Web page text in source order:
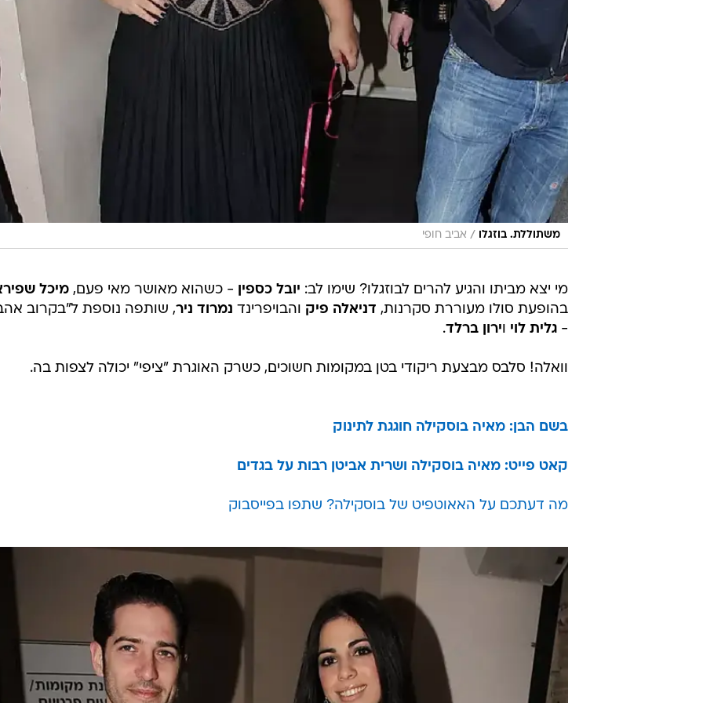
משתוללת. בוזגלו / אביב חופי
מי יצא מביתו והגיע להרים לבוזגלו? שימו לב: יובל כספין - כשהוא מאושר מאי פעם, מיכל
בהופעת סולו מעוררת סקרנות, דניאלה פיק והבויפרינד נמרוד ניר, שותפה נוספת ל"בקרוב
- גלית לוי וירון ברלד.
וואלה! סלבס מבצעת ריקודי בטן במקומות חשוכים, כשרק האוגרת "ציפי" יכולה לצפות בה.
בשם הבן: מאיה בוסקילה חוגגת לתינוק
קאט פייט: מאיה בוסקילה ושרית אביטן רבות על בגדים
מה דעתכם על האאוטפיט של בוסקילה? שתפו בפייסבוק